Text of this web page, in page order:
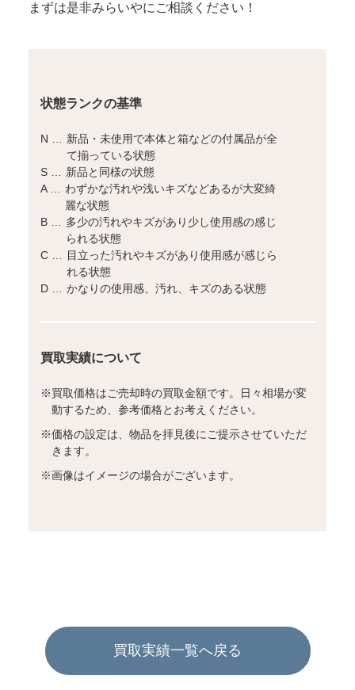
まずは是非みらいやにご相談ください！
状態ランクの基準
N … 新品・未使用で本体と箱などの付属品が全
て揃っている状態
S … 新品と同様の状態
A … わずかな汚れや浅いキズなどあるが大変綺
麗な状態
B … 多少の汚れやキズがあり少し使用感の感じ
られる状態
C … 目立った汚れやキズがあり使用感が感じら
れる状態
D … かなりの使用感、汚れ、キズのある状態
買取実績について
※買取価格はご売却時の買取金額です。日々相場が変
動するため、参考価格とお考えください。
※価格の設定は、物品を拝見後にご提示させていただ
きます。
※画像はイメージの場合がございます。
買取実績一覧へ戻る